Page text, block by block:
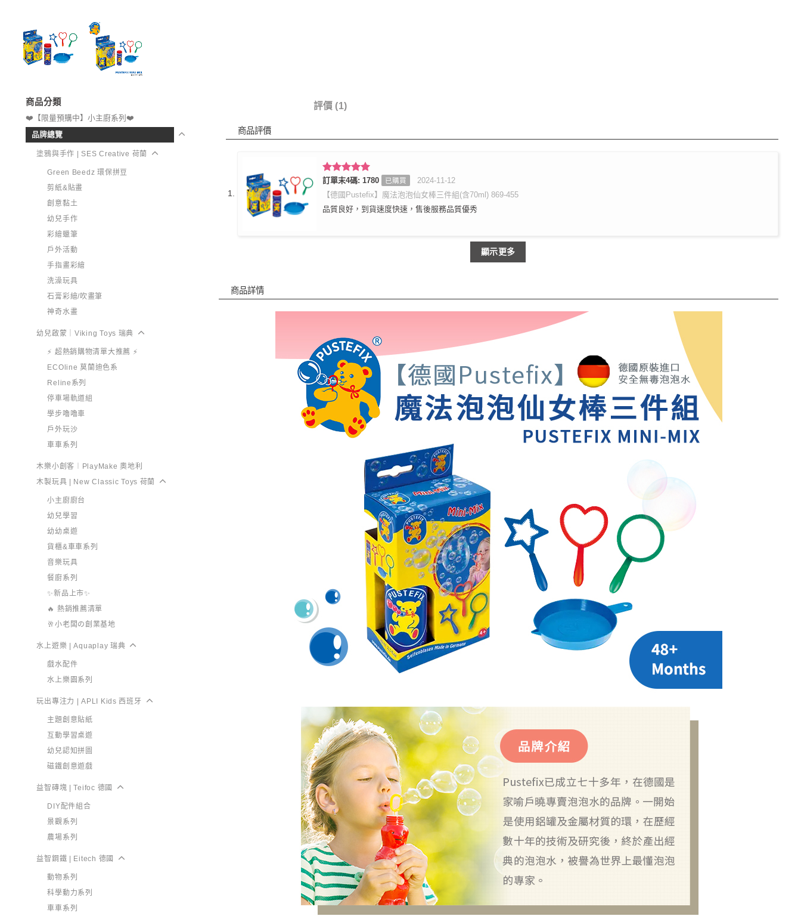
商品分類
❤️【限量預購中】小主廚系列❤️
品牌總覽
塗鴉與手作 | SES Creative 荷蘭
Green Beedz 環保拼豆
剪紙&貼畫
創意黏土
幼兒手作
彩繪蠟筆
戶外活動
手指畫彩繪
洗澡玩具
石膏彩繪/吹畫筆
神奇水畫
幼兒啟蒙｜Viking Toys 瑞典
⚡ 超熱銷購物清單大推薦 ⚡
ECOline 莫蘭迪色系
Reline系列
停車場軌道組
學步嚕嚕車
戶外玩沙
車車系列
木樂小創客︱PlayMake 奧地利
木製玩具 | New Classic Toys 荷蘭
小主廚廚台
幼兒學習
幼幼桌遊
貨櫃&車車系列
音樂玩具
餐廚系列
✨新品上市✨
🔥 熱銷推薦清單
🥂小老闆の創業基地
水上遊樂 | Aquaplay 瑞典
戲水配件
水上樂園系列
玩出專注力 | APLI Kids 西班牙
主題創意貼紙
互動學習桌遊
幼兒認知拼圖
磁鐵創意遊戲
益智磚塊 | Teifoc 德國
DIY配件組合
景觀系列
農場系列
益智鋼鐵 | Eitech 德國
動物系列
科學動力系列
車車系列
評價 (1)
商品評價
評分5滿
分 5
訂單末4碼: 1780 已購買
2024-11-12
【德國Pustefix】魔法泡泡仙女棒三件組(含70ml) 869-455
品質良好，到貨速度快速，售後服務品質優秀
顯示更多
商品詳情